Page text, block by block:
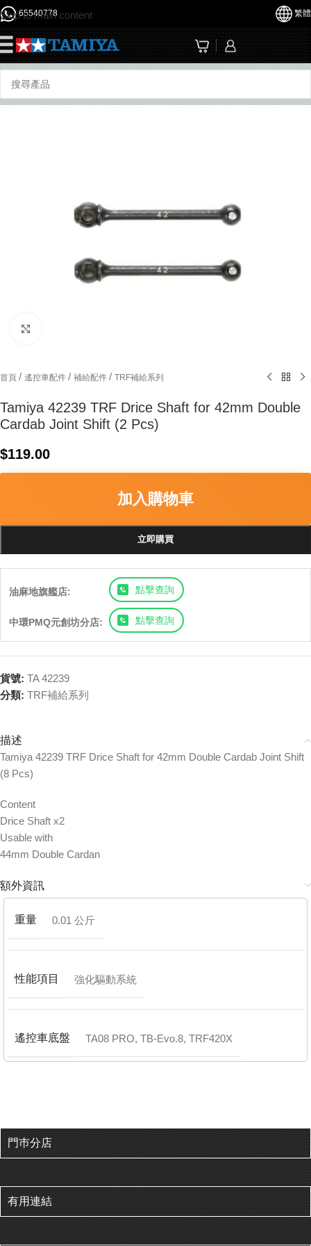
Skip to main content
65540778 繁體
首頁 / 遙控車配件 / 補給配件 / TRF補給系列
Tamiya 42239 TRF Drice Shaft for 42mm Double
Cardab Joint Shift (2 Pcs)
$119.00
加入購物車
立即購買
油麻地旗艦店: 點擊查詢
中環PMQ元創坊分店: 點擊查詢
貨號: TA 42239
分類: TRF補給系列
描述
Tamiya 42239 TRF Drice Shaft for 42mm Double Cardab Joint Shift
(8 Pcs)
Content
Drice Shaft x2
Usable with
44mm Double Cardan
額外資訊
重量 0.01 公斤
性能項目 強化驅動系統
遙控車底盤 TA08 PRO, TB-Evo.8, TRF420X
門巿分店
有用連結